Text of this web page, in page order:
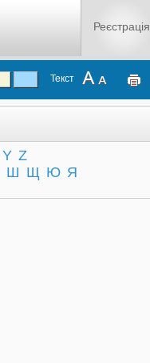
Реєстрація
Текст
Y Z
Ш Щ Ю Я